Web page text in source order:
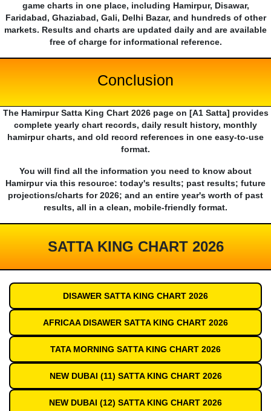
game charts in one place, including Hamirpur, Disawar,
Faridabad, Ghaziabad, Gali, Delhi Bazar, and hundreds of other
markets. Results and charts are updated daily and are available
free of charge for informational reference.
Conclusion
The Hamirpur Satta King Chart 2026 page on [A1 Satta] provides
complete yearly chart records, daily result history, monthly
hamirpur charts, and old record references in one easy-to-use
format.
You will find all the information you need to know about
Hamirpur via this resource: today's results; past results; future
projections/charts for 2026; and an entire year's worth of past
results, all in a clean, mobile-friendly format.
SATTA KING CHART 2026
DISAWER SATTA KING CHART 2026
AFRICAA DISAWER SATTA KING CHART 2026
TATA MORNING SATTA KING CHART 2026
NEW DUBAI (11) SATTA KING CHART 2026
NEW DUBAI (12) SATTA KING CHART 2026